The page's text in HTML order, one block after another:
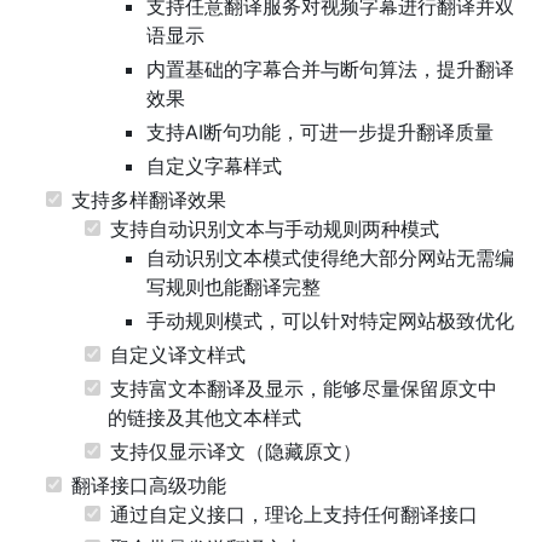
支持任意翻译服务对视频字幕进行翻译并双
语显示
内置基础的字幕合并与断句算法，提升翻译
效果
支持AI断句功能，可进一步提升翻译质量
自定义字幕样式
支持多样翻译效果
支持自动识别文本与手动规则两种模式
自动识别文本模式使得绝大部分网站无需编
写规则也能翻译完整
手动规则模式，可以针对特定网站极致优化
自定义译文样式
支持富文本翻译及显示，能够尽量保留原文中
的链接及其他文本样式
支持仅显示译文（隐藏原文）
翻译接口高级功能
通过自定义接口，理论上支持任何翻译接口